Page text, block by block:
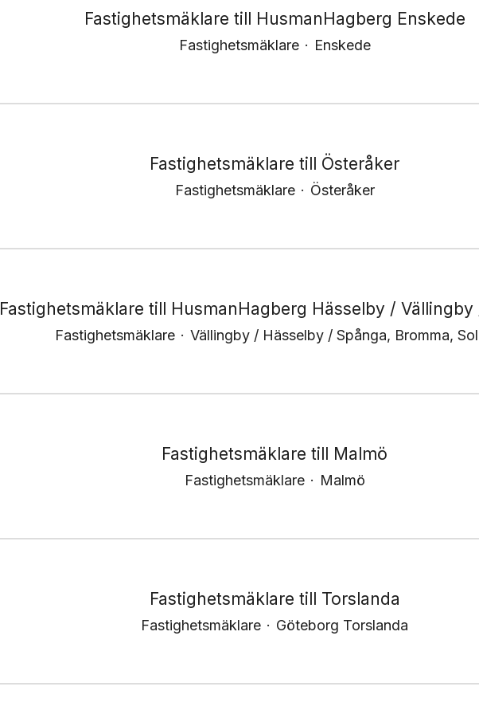
Fastighetsmäklare till HusmanHagberg Enskede
Fastighetsmäklare · Enskede
Fastighetsmäklare till Österåker
Fastighetsmäklare · Österåker
Fastighetsmäklare till HusmanHagberg Hässelby / Vällingby
Fastighetsmäklare · Vällingby / Hässelby / Spånga, Bromma,
Fastighetsmäklare till Malmö
Fastighetsmäklare · Malmö
Fastighetsmäklare till Torslanda
Fastighetsmäklare · Göteborg Torslanda